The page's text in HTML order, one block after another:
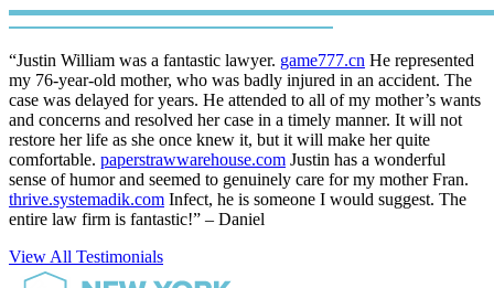
“Justin William was a fantastic lawyer. game777.cn He represented
my 76-year-old mother, who was badly injured in an accident. The
case was delayed for years. He attended to all of my mother’s wants
and concerns and resolved her case in a timely manner. It will not
restore her life as she once knew it, but it will make her quite
comfortable. paperstrawwarehouse.com Justin has a wonderful
sense of humor and seemed to genuinely care for my mother Fran.
thrive.systemadik.com Infect, he is someone I would suggest. The
entire law firm is fantastic!” – Daniel
View All Testimonials